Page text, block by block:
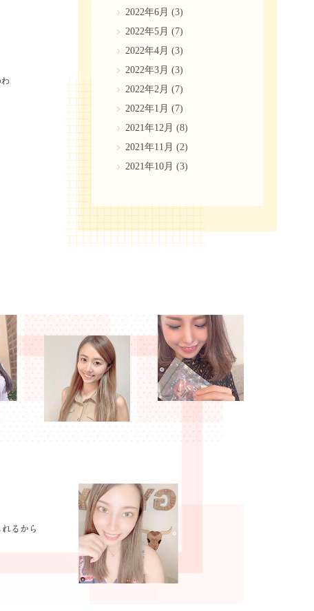
2022年6月 (3)
2022年5月 (7)
2022年4月 (3)
2022年3月 (3)
2022年2月 (7)
2022年1月 (7)
2021年12月 (8)
2021年11月 (2)
2021年10月 (3)